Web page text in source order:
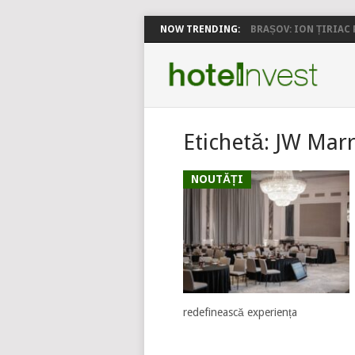
NOW TRENDING: BRAȘOV: ION ȚIRIAC
Etichetă: JW
NOUTĂȚI
redefinească experiența